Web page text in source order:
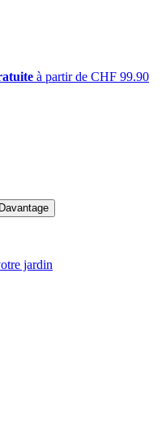
à partir de CHF 99.90
jardin